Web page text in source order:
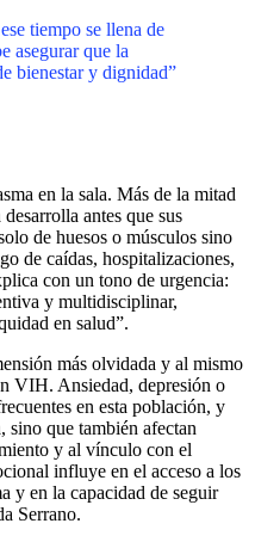
tiempo se llena de
asegurar que la
bienestar y dignidad”
en la sala. Más de la mitad
antes que sus
de huesos o músculos sino
de caídas, hospitalizaciones,
con un tono de urgencia:
y multidisciplinar,
en salud”.
más olvidada y al mismo
VIH. Ansiedad, depresión o
en esta población, y
sino que también afectan
y al vínculo con el
influye en el acceso a los
y en la capacidad de seguir
Serrano.